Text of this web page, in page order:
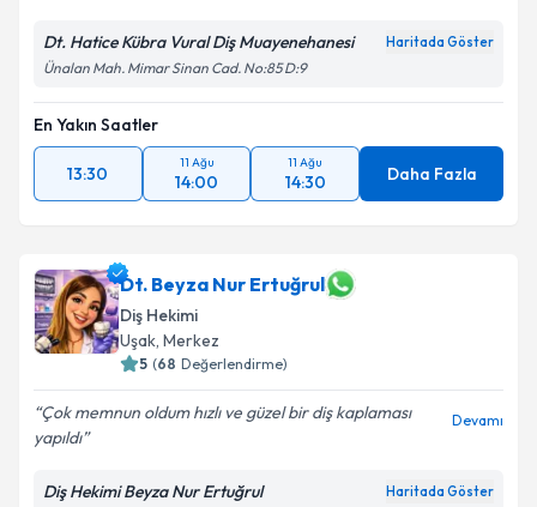
Dt. Hatice Kübra Vural Diş Muayenehanesi Haritada Göster
Ünalan Mah. Mimar Sinan Cad. No:85 D:9
En Yakın Saatler
13:30
11 Ağu
14:00
11 Ağu
14:30 Daha Fazla
Dt. Beyza Nur Ertuğrul
Diş Hekimi
Uşak, Merkez
5 (68 Değerlendirme)
Çok memnun oldum hızlı ve güzel bir diş kaplaması
yapıldı
Devamı
Diş Hekimi Beyza Nur Ertuğrul Haritada Göster